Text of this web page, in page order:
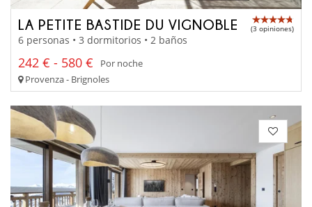
LA PETITE BASTIDE DU VIGNOBLE (3 opiniones)
6 personas • 3 dormitorios • 2 baños
242 € - 580 €
Por noche
Provenza - Brignoles